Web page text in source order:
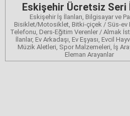
Eskişehir Ücretsiz Seri
Eskişehir İş İlanları, Bilgisayar ve
Bisiklet/Motosiklet, Bitki-çiçek / Süs-ev
Telefonu, Ders-Eğitim Verenler / Almak
İlanlar, Ev Arkadaşı, Ev Eşyası, Evcil
Müzik Aletleri, Spor Malzemeleri, İş
Eleman Arayanlar